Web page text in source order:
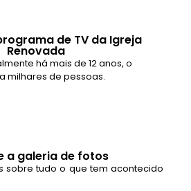
de TV da Igreja
Renovada
há mais de 12 anos, o
milhares de pessoas.
a galeria de fotos
sobre tudo o que tem acontecido